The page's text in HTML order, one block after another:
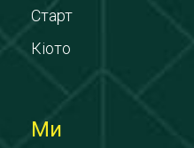
Старт
Кіото
Ми